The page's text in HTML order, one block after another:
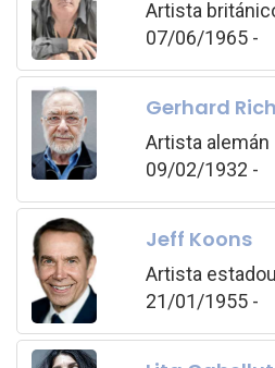
Artista
07/06/1965 -
Gerhard
Artista alemán
09/02/1932 -
Jeff Koons
Artista
21/01/1955 -